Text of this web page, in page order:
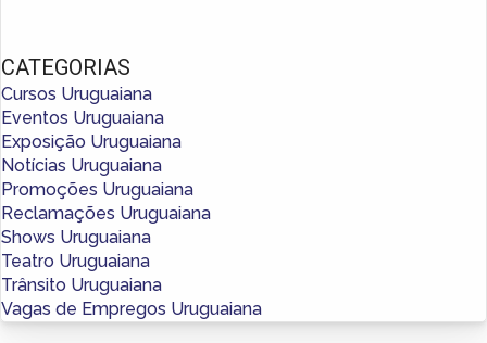
CATEGORIAS
Cursos Uruguaiana
Eventos Uruguaiana
Exposição Uruguaiana
Notícias Uruguaiana
Promoções Uruguaiana
Reclamações Uruguaiana
Shows Uruguaiana
Teatro Uruguaiana
Trânsito Uruguaiana
Vagas de Empregos Uruguaiana